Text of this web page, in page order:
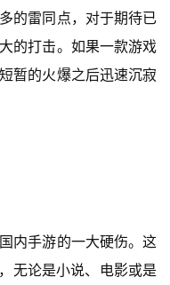
的雷同点，对于期待已
的打击。如果一款游戏
暂的火爆之后迅速沉寂
内手游的一大硬伤。这
无论是小说、电影或是